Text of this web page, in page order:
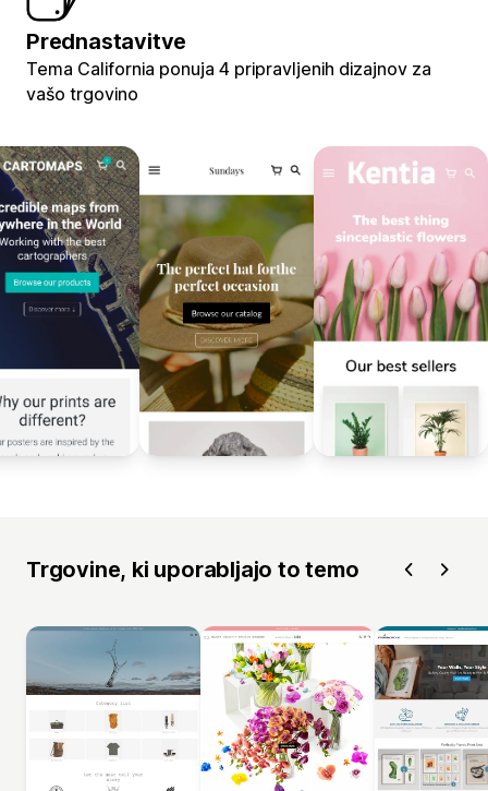
Prednastavitve
Tema California ponuja 4 pripravljenih dizajnov za
vašo trgovino
Trgovine, ki uporabljajo to temo